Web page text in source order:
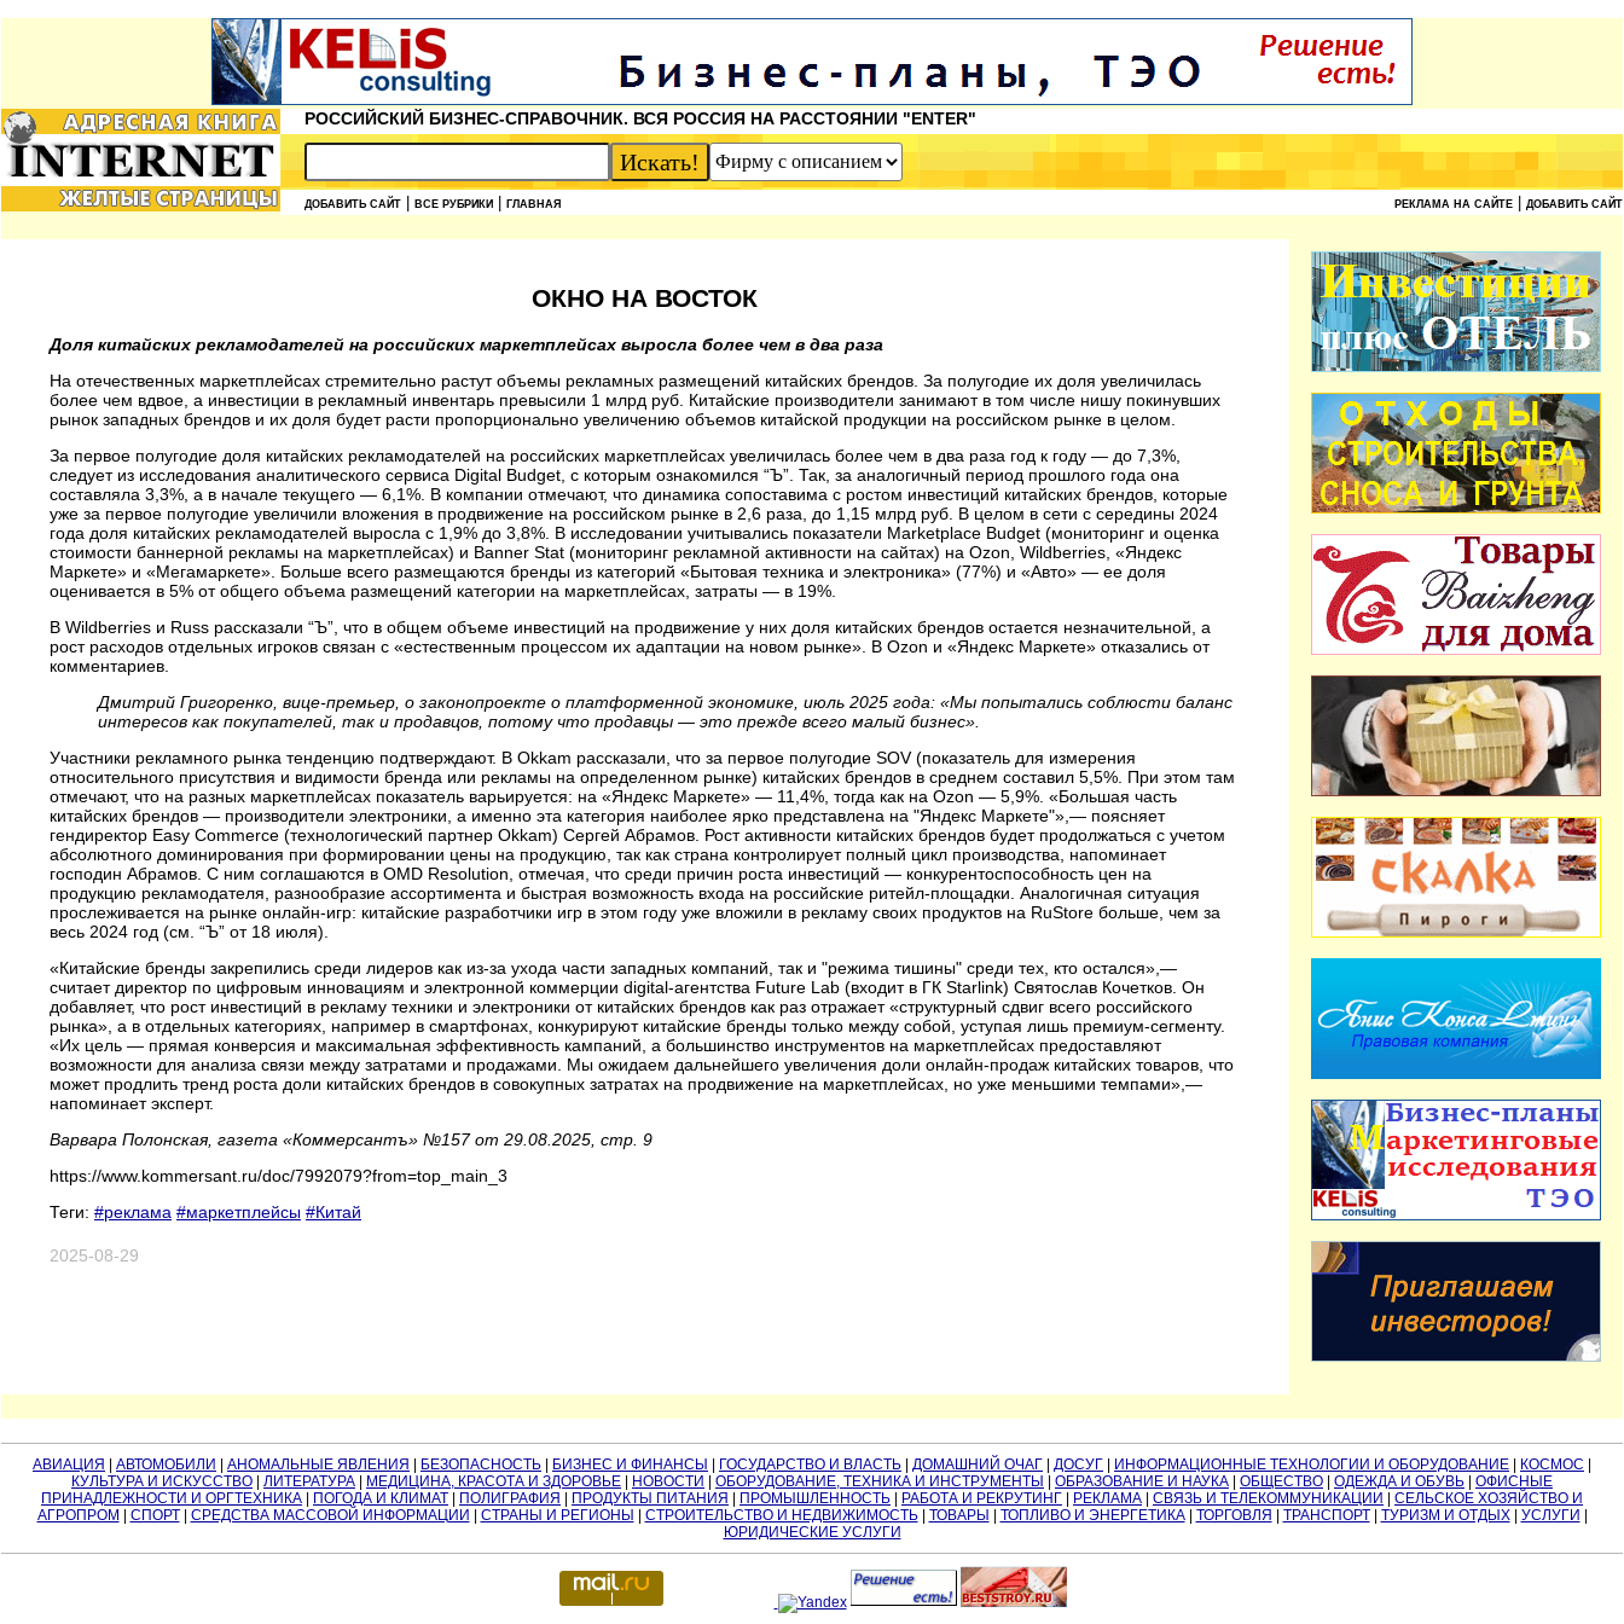
РОССИЙСКИЙ БИЗНЕС-СПРАВОЧНИК. ВСЯ РОССИЯ НА РАССТОЯНИИ "ENTER"
ДОБАВИТЬ САЙТ ВСЕ РУБРИКИ ГЛАВНАЯ РЕКЛАМА НА САЙТЕ ДОБАВИТЬ САЙТ
ОКНО НА ВОСТОК
Доля китайских рекламодателей на российских маркетплейсах выросла более чем в два раза
На отечественных маркетплейсах стремительно растут объемы рекламных размещений китайских брендов. За полугодие их доля увеличилась
более чем вдвое, а инвестиции в рекламный инвентарь превысили 1 млрд руб. Китайские производители занимают в том числе нишу покинувших
рынок западных брендов и их доля будет расти пропорционально увеличению объемов китайской продукции на российском рынке в целом.
За первое полугодие доля китайских рекламодателей на российских маркетплейсах увеличилась более чем в два раза год к году — до 7,3%,
следует из исследования аналитического сервиса Digital Budget, с которым ознакомился “Ъ”. Так, за аналогичный период прошлого года она
составляла 3,3%, а в начале текущего — 6,1%. В компании отмечают, что динамика сопоставима с ростом инвестиций китайских брендов, которые
уже за первое полугодие увеличили вложения в продвижение на российском рынке в 2,6 раза, до 1,15 млрд руб. В целом в сети с середины 2024
года доля китайских рекламодателей выросла с 1,9% до 3,8%. В исследовании учитывались показатели Marketplace Budget (мониторинг и оценка
стоимости баннерной рекламы на маркетплейсах) и Banner Stat (мониторинг рекламной активности на сайтах) на Ozon, Wildberries, «Яндекс
Маркете» и «Мегамаркете». Больше всего размещаются бренды из категорий «Бытовая техника и электроника» (77%) и «Авто» — ее доля
оценивается в 5% от общего объема размещений категории на маркетплейсах, затраты — в 19%.
В Wildberries и Russ рассказали “Ъ”, что в общем объеме инвестиций на продвижение у них доля китайских брендов остается незначительной, а
рост расходов отдельных игроков связан с «естественным процессом их адаптации на новом рынке». В Ozon и «Яндекс Маркете» отказались от
комментариев.
Дмитрий Григоренко, вице-премьер, о законопроекте о платформенной экономике, июль 2025 года: «Мы попытались соблюсти баланс
интересов как покупателей, так и продавцов, потому что продавцы — это прежде всего малый бизнес».
Участники рекламного рынка тенденцию подтверждают. В Okkam рассказали, что за первое полугодие SOV (показатель для измерения
относительного присутствия и видимости бренда или рекламы на определенном рынке) китайских брендов в среднем составил 5,5%. При этом там
отмечают, что на разных маркетплейсах показатель варьируется: на «Яндекс Маркете» — 11,4%, тогда как на Ozon — 5,9%. «Большая часть
китайских брендов — производители электроники, а именно эта категория наиболее ярко представлена на "Яндекс Маркете"»,— поясняет
гендиректор Easy Commerce (технологический партнер Okkam) Сергей Абрамов. Рост активности китайских брендов будет продолжаться с учетом
абсолютного доминирования при формировании цены на продукцию, так как страна контролирует полный цикл производства, напоминает
господин Абрамов. С ним соглашаются в OMD Resolution, отмечая, что среди причин роста инвестиций — конкурентоспособность цен на
продукцию рекламодателя, разнообразие ассортимента и быстрая возможность входа на российские ритейл-площадки. Аналогичная ситуация
прослеживается на рынке онлайн-игр: китайские разработчики игр в этом году уже вложили в рекламу своих продуктов на RuStore больше, чем за
весь 2024 год (cм. “Ъ” от 18 июля).
«Китайские бренды закрепились среди лидеров как из-за ухода части западных компаний, так и "режима тишины" среди тех, кто остался»,—
считает директор по цифровым инновациям и электронной коммерции digital-агентства Future Lab (входит в ГК Starlink) Святослав Кочетков. Он
добавляет, что рост инвестиций в рекламу техники и электроники от китайских брендов как раз отражает «структурный сдвиг всего российского
рынка», а в отдельных категориях, например в смартфонах, конкурируют китайские бренды только между собой, уступая лишь премиум-сегменту.
«Их цель — прямая конверсия и максимальная эффективность кампаний, а большинство инструментов на маркетплейсах предоставляют
возможности для анализа связи между затратами и продажами. Мы ожидаем дальнейшего увеличения доли онлайн-продаж китайских товаров, что
может продлить тренд роста доли китайских брендов в совокупных затратах на продвижение на маркетплейсах, но уже меньшими темпами»,—
напоминает эксперт.
Варвара Полонская, газета «Коммерсантъ» №157 от 29.08.2025, стр. 9
https://www.kommersant.ru/doc/7992079?from=top_main_3
Теги: #реклама #маркетплейсы #Китай
2025-08-29
АВИАЦИЯ АВТОМОБИЛИ АНОМАЛЬНЫЕ ЯВЛЕНИЯ БЕЗОПАСНОСТЬ БИЗНЕС И ФИНАНСЫ ГОСУДАРСТВО И ВЛАСТЬ ДОМАШНИЙ ОЧАГ ДОСУГ ИНФОРМАЦИОННЫЕ ТЕХНОЛОГИИ И ОБОРУДОВАНИЕ КОСМОС
КУЛЬТУРА И ИСКУССТВО
ЛИТЕРАТУРА МЕДИЦИНА, КРАСОТА И ЗДОРОВЬЕ НОВОСТИ ОБОРУДОВАНИЕ, ТЕХНИКА И ИНСТРУМЕНТЫ ОБРАЗОВАНИЕ И НАУКА ОБЩЕСТВО ОДЕЖДА И ОБУВЬ
ОФИСНЫЕ
ПРИНАДЛЕЖНОСТИ И ОРГТЕХНИКА
ПОГОДА И КЛИМАТ ПОЛИГРАФИЯ ПРОДУКТЫ ПИТАНИЯ ПРОМЫШЛЕННОСТЬ РАБОТА И РЕКРУТИНГ РЕКЛАМА СВЯЗЬ И ТЕЛЕКОММУНИКАЦИИ
СЕЛЬСКОЕ ХОЗЯЙСТВО И
АГРОПРОМ
СПОРТ| СРЕДСТВА МАССОВОЙ ИНФОРМАЦИИ СТРАНЫ И РЕГИОНЫ СТРОИТЕЛЬСТВО И НЕДВИЖИМОСТЬ| ТОВАРЫ ТОПЛИВО И ЭНЕРГЕТИКА| ТОРГОВЛЯ ТРАНСПОРТ| ТУРИЗМ И ОТДЫХ| УСЛУГИ
ЮРИДИЧЕСКИЕ УСЛУГИ